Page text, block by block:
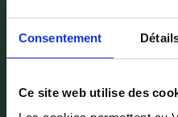
Consentement
Ce site web utilise des